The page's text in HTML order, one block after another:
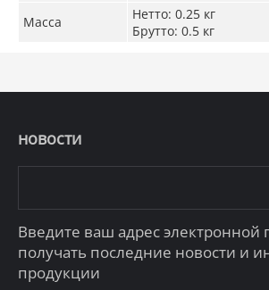
Масса
Нетто: 0.25 кг
Брутто: 0.5 кг
новости
Введите ваш адрес электронной
получать последние новости и
продукции